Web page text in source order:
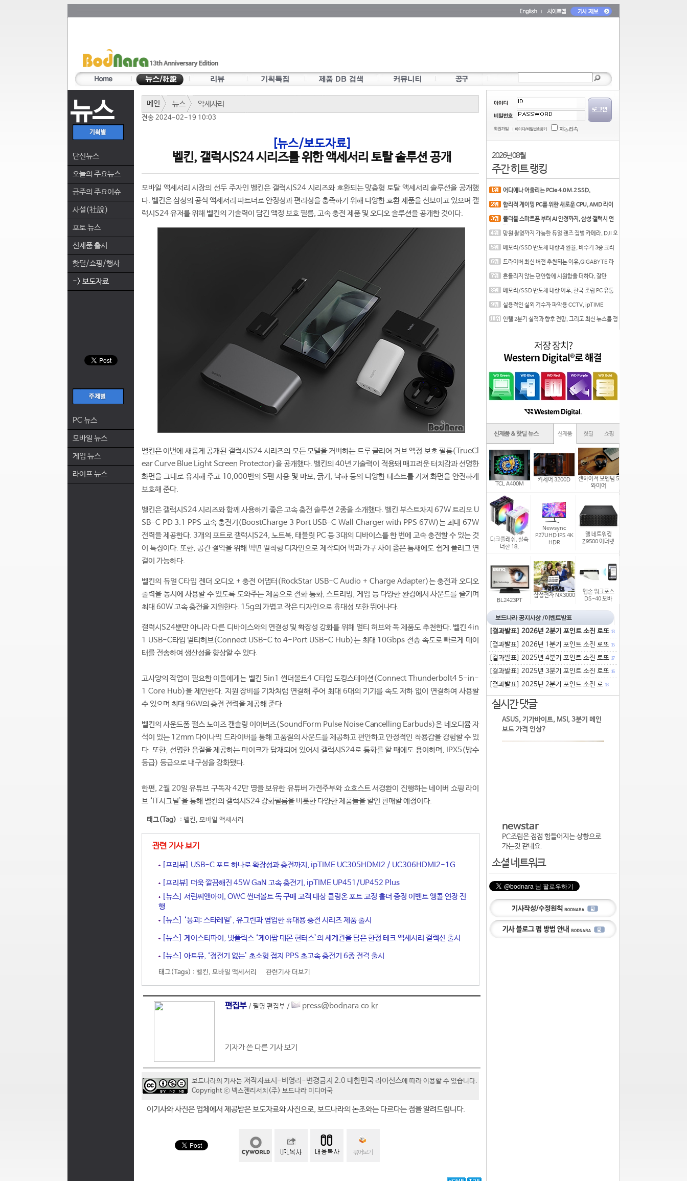
뉴스
단신뉴스
오늘의 주요뉴스
금주의 주요이슈
사설(社說)
포토 뉴스
신제품 출시
핫딜/쇼핑/행사
-> 보도자료
PC 뉴스
모바일 뉴스
게임 뉴스
라이프 뉴스
메인 뉴스 악세사리
전송 2024-02-19 10:03
[뉴스/보도자료]
벨킨, 갤럭시S24 시리즈를 위한 액세서리 토탈 솔루션 공개
모바일 액세서리 시장의 선두 주자인 벨킨은 갤럭시S24 시리즈와 호환되는 맞춤형 토탈 액세서리 솔루션을 공개했
다. 벨킨은 삼성의 공식 액세서리 파트너로 안정성과 편리성을 충족하기 위해 다양한 호환 제품을 선보이고 있으며 갤
럭시S24 유저를 위해 벨킨의 기술력이 담긴 액정 보호 필름, 고속 충전 제품 및 오디오 솔루션을 공개한 것이다.
벨킨은 이번에 새롭게 공개된 갤럭시S24 시리즈의 모든 모델을 커버하는 트루 클리어 커브 액정 보호 필름(TrueCl
ear Curve Blue Light Screen Protector)을 공개했다. 벨킨의 40년 기술력이 적용돼 매끄러운 터치감과 선명한
화면을 그대로 유지해 주고 10,000번의 S펜 사용 및 마모, 긁기, 낙하 등의 다양한 테스트를 거쳐 화면을 안전하게
보호해 준다.
벨킨은 갤럭시S24 시리즈와 함께 사용하기 좋은 고속 충전 솔루션 2종을 소개했다. 벨킨 부스트차지 67W 트리오 U
SB-C PD 3.1 PPS 고속 충전기(BoostCharge 3 Port USB-C Wall Charger with PPS 67W)는 최대 67W
전력을 제공한다. 3개의 포트로 갤럭시S24, 노트북, 태블릿 PC 등 3대의 디바이스를 한 번에 고속 충전할 수 있는 것
이 특징이다. 또한, 공간 절약을 위해 벽면 밀착형 디자인으로 제작되어 벽과 가구 사이 좁은 틈새에도 쉽게 플러그 연
결이 가능하다.
벨킨의 듀얼 C타입 젠더 오디오 + 충전 어댑터(RockStar USB-C Audio + Charge Adapter)는 충전과 오디오
출력을 동시에 사용할 수 있도록 도와주는 제품으로 전화 통화, 스트리밍, 게임 등 다양한 환경에서 사운드를 즐기며
최대 60W 고속 충전을 지원한다. 15g의 가볍고 작은 디자인으로 휴대성 또한 뛰어나다.
갤럭시S24뿐만 아니라 다른 디바이스와의 연결성 및 확장성 강화를 위해 멀티 허브와 독 제품도 추천한다. 벨킨 4in
1 USB-C타입 멀티허브(Connect USB-C to 4-Port USB-C Hub)는 최대 10Gbps 전송 속도로 빠르게 데이
터를 전송하여 생산성을 향상할 수 있다.
고사양의 작업이 필요한 이들에게는 벨킨 5in1 썬더볼트4 C타입 도킹스테이션(Connect Thunderbolt4 5-in-
1 Core Hub)을 제안한다. 지원 장비를 기차처럼 연결해 주어 최대 6대의 기기를 속도 저하 없이 연결하여 사용할
수 있으며 최대 96W의 충전 전력을 제공해 준다.
벨킨의 사운드폼 펄스 노이즈 캔슬링 이어버즈(SoundForm Pulse Noise Cancelling Earbuds)은 네오디뮴 자
석이 있는 12mm 다이나믹 드라이버를 통해 고품질의 사운드를 제공하고 편안하고 안정적인 착용감을 경험할 수 있
다. 또한, 선명한 음질을 제공하는 마이크가 탑재되어 있어서 갤럭시S24로 통화를 할 때에도 용이하며, IPX5(방수
등급) 등급으로 내구성을 강화됐다.
한편, 2월 20일 유튜브 구독자 42만 명을 보유한 유튜버 가전주부와 쇼호스트 서경환이 진행하는 네이버 쇼핑 라이
브 ‘IT시그널’을 통해 벨킨의 갤럭시S24 강화필름을 비롯한 다양한 제품들을 할인 판매할 예정이다.
태그(Tag) : 벨킨, 모바일 액세서리
관련 기사 보기
[프리뷰] USB-C 포트 하나로 확장성과 충전까지, ipTIME UC305HDMI2 / UC306HDMI2-1G
[프리뷰] 더욱 깔끔해진 45W GaN 고속 충전기, ipTIME UP451/UP452 Plus
[뉴스] 서린씨앤아이, OWC 썬더볼트 독 구매 고객 대상 클링온 포트 고정 홀더 증정 이벤트 앵콜 연장 진
행
[뉴스] ‘붕괴: 스타레일’, 유그린과 협업한 휴대용 충전 시리즈 제품 출시
[뉴스] 케이스티파이, 넷플릭스 ‘케이팝 데몬 헌터스’의 세계관을 담은 한정 테크 액세서리 컬렉션 출시
[뉴스] 아트뮤, ‘정전기 없는’ 초소형 접지 PPS 초고속 충전기 6종 전격 출시
태그(Tags) : 벨킨, 모바일 액세서리 관련기사 더보기
편집부 / 필명 편집부 / press@bodnara.co.kr
기자가 쓴 다른 기사 보기
보드나라의 기사는 저작자표시-비영리-변경금지 2.0 대한민국 라이선스에 따라 이용할 수 있습니다.
Copyright ⓒ 넥스젠리서치(주) 보드나라 미디어국
이기사와 사진은 업체에서 제공받은 보도자료와 사진으로, 보드나라의 논조와는 다르다는 점을 알려드립니다.
2026년 08월
주간 히트 랭킹
어디에나 어울리는 PCIe 4.0 M.2 SSD,
합리적 게이밍 PC를 위한 새로운 CPU, AMD 라이
폴더블 스마트폰 부터 AI 안경까지, 삼성 갤럭시 언
망원 촬영까지 가능한 듀얼 렌즈 짐벌 카메라, DJI 오
메모리/SSD 반도체 대란과 환율, 비수기 3중 크리
드라이버 최신 버전 추천되는 이유,GIGABYTE 라
흔들리지 않는 편안함에 시원함을 더하다, 잘만
메모리/SSD 반도체 대란 이후, 한국 조립 PC 유통
실용적인 실외 거수자 파악용 CCTV, ipTIME
인텔 2분기 실적과 향후 전망, 그리고 최신 뉴스를 정
TCL A400M
커세어 3200D
젠하이저 모멘텀 5
와이어
다크플래쉬, 실속
더한 18,
Newsync
P27UHD IPS 4K
HDR
델 네트워킹
Z9500 이더넷
BL2423PT
삼성전자 NX3000
엡손 워크포스
DS-40 모바
[결과발표] 2026년 2분기 포인트 소진 로또 13
[결과발표] 2026년 1분기 포인트 소진 로또 15
[결과발표] 2025년 4분기 포인트 소진 로또 17
[결과발표] 2025년 3분기 포인트 소진 로또 16
[결과발표] 2025년 2분기 포인트 소진 로 18
실시간 댓글
ASUS, 기가바이트, MSI, 3분기 메인
보드 가격 인상?
newstar
PC조립은 점점 힘들어지는 상황으로
가는것 같네요.
소셜 네트워크